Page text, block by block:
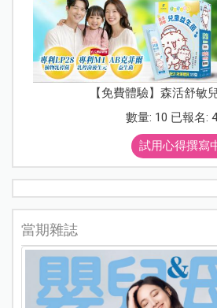
【免費體驗】森活舒敏
數量: 10 已報名:
試用心得撰寫
當期雜誌